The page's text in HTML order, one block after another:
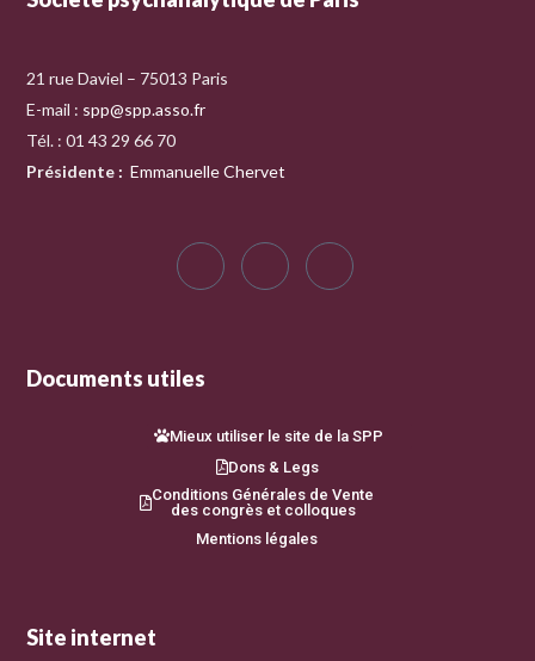
21 rue Daviel – 75013 Paris
E-mail : spp@spp.asso.fr
Tél. : 01 43 29 66 70
Présidente : Emmanuelle Chervet
Documents utiles
Mieux utiliser le site de la SPP
Dons & Legs
Conditions Générales de Vente
des congrès et colloques
Mentions légales
Site internet